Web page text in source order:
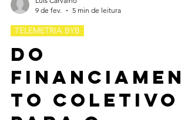
Luis Carvalho
9 de fev.
TELEMETRIA BYB
Do